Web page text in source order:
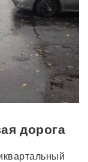
дорога